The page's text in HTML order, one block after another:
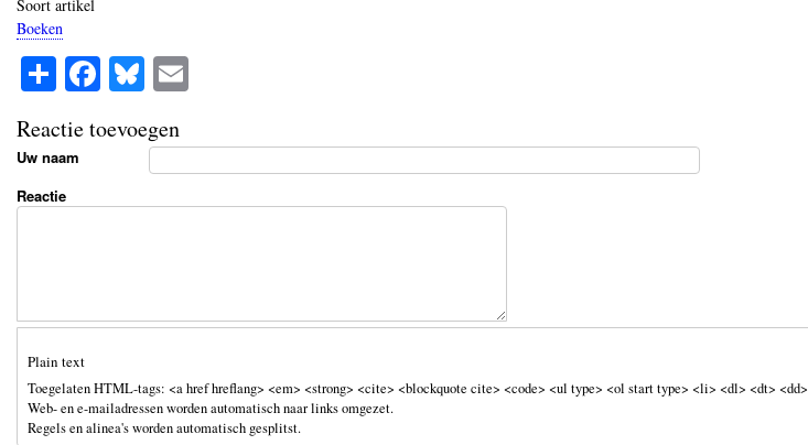
Soort artikel
Boeken
S
ha
re
Fa
ce
bo
Bl
ue
sk
y
ail
Reactie toevoegen
Uw naam
Reactie
Plain text
Toegelaten HTML-tags: <a href hreflang> <em> <strong> <cite> <blockquote cite> <code> <ul type> <ol start type> <li> <dl> <dt> <dd>
Web- en e-mailadressen worden automatisch naar links omgezet.
Regels en alinea's worden automatisch gesplitst.